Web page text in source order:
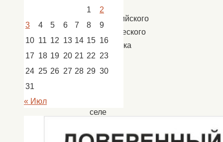
рамках
Всероссийского
экологического
субботника
«Страна
моей
селе
Займище
1
2
3
4 5 6 7 8
9
10 11 12 13 14 15 16
17 18 19 20 21 22 23
24 25 26 27 28 29 30
31
« Июл